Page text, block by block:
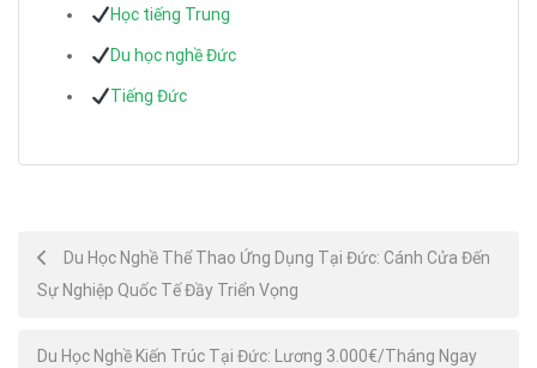
Học tiếng Trung
Du học nghề Đức
Tiếng Đức
Post
navigation
Du Học Nghề Thể Thao Ứng Dụng Tại Đức: Cánh Cửa Đến
Sự Nghiệp Quốc Tế Đầy Triển Vọng
Du Học Nghề Kiến Trúc Tại Đức: Lương 3.000€/Tháng Ngay